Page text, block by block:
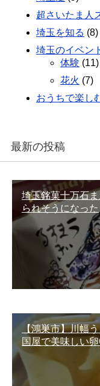
超さいたま人
埼玉を知る (8)
埼玉のイベン
体験 (11)
花火 (7)
おうちで楽し
最新の投稿
埼玉銘菓十万石
られそうになった
【鴻巣市】川幅
国屋で美味しい卵